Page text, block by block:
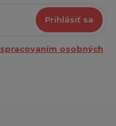
Prihlásiť sa
spracovaním osobných